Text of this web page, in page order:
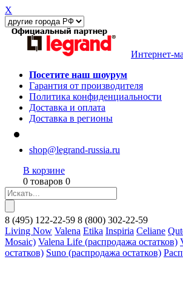
X
Интернет-
Посетите наш шоурум
Гарантия от производителя
Политика конфиденциальности
Доставка и оплата
Доставка в регионы
shop@legrand-russia.ru
В корзине
0 товаров 0
8 (495) 122-22-59 8 (800) 302-22-59
Living Now Valena Etika Inspiria Celiane
Mosaic) Valena Life (распродажа остатков)
остатков) Suno (распродажа остатков)